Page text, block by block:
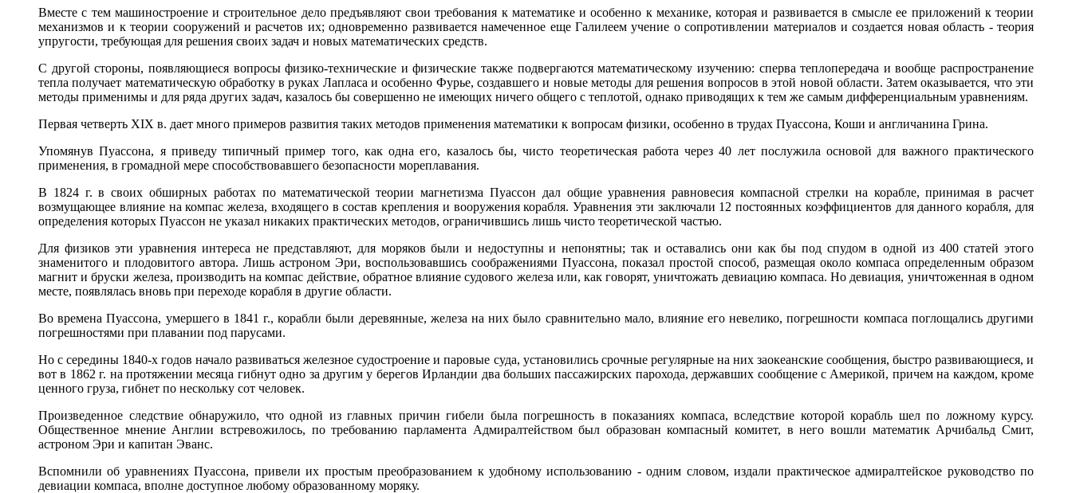
Вместе с тем машиностроение и строительное дело предъявляют свои требования к математике и особенно к механике, которая и развивается в смысле ее приложений к теории
механизмов и к теории сооружений и расчетов их; одновременно развивается намеченное еще Галилеем учение о сопротивлении материалов и создается новая область - теория
упругости, требующая для решения своих задач и новых математических средств.
С другой стороны, появляющиеся вопросы физико-технические и физические также подвергаются математическому изучению: сперва теплопередача и вообще распространение
тепла получает математическую обработку в руках Лапласа и особенно Фурье, создавшего и новые методы для решения вопросов в этой новой области. Затем оказывается, что эти
методы применимы и для ряда других задач, казалось бы совершенно не имеющих ничего общего с теплотой, однако приводящих к тем же самым дифференциальным уравнениям.
Первая четверть XIX в. дает много примеров развития таких методов применения математики к вопросам физики, особенно в трудах Пуассона, Коши и англичанина Грина.
Упомянув Пуассона, я приведу типичный пример того, как одна его, казалось бы, чисто теоретическая работа через 40 лет послужила основой для важного практического
применения, в громадной мере способствовавшего безопасности мореплавания.
В 1824 г. в своих обширных работах по математической теории магнетизма Пуассон дал общие уравнения равновесия компасной стрелки на корабле, принимая в расчет
возмущающее влияние на компас железа, входящего в состав крепления и вооружения корабля. Уравнения эти заключали 12 постоянных коэффициентов для данного корабля, для
определения которых Пуассон не указал никаких практических методов, ограничившись лишь чисто теоретической частью.
Для физиков эти уравнения интереса не представляют, для моряков были и недоступны и непонятны; так и оставались они как бы под спудом в одной из 400 статей этого
знаменитого и плодовитого автора. Лишь астроном Эри, воспользовавшись соображениями Пуассона, показал простой способ, размещая около компаса определенным образом
магнит и бруски железа, производить на компас действие, обратное влияние судового железа или, как говорят, уничтожать девиацию компаса. Но девиация, уничтоженная в одном
месте, появлялась вновь при переходе корабля в другие области.
Во времена Пуассона, умершего в 1841 г., корабли были деревянные, железа на них было сравнительно мало, влияние его невелико, погрешности компаса поглощались другими
погрешностями при плавании под парусами.
Но с середины 1840-х годов начало развиваться железное судостроение и паровые суда, установились срочные регулярные на них заокеанские сообщения, быстро развивающиеся, и
вот в 1862 г. на протяжении месяца гибнут одно за другим у берегов Ирландии два больших пассажирских парохода, державших сообщение с Америкой, причем на каждом, кроме
ценного груза, гибнет по нескольку сот человек.
Произведенное следствие обнаружило, что одной из главных причин гибели была погрешность в показаниях компаса, вследствие которой корабль шел по ложному курсу.
Общественное мнение Англии встревожилось, по требованию парламента Адмиралтейством был образован компасный комитет, в него вошли математик Арчибальд Смит,
астроном Эри и капитан Эванс.
Вспомнили об уравнениях Пуассона, привели их простым преобразованием к удобному использованию - одним словом, издали практическое адмиралтейское руководство по
девиации компаса, вполне доступное любому образованному моряку.